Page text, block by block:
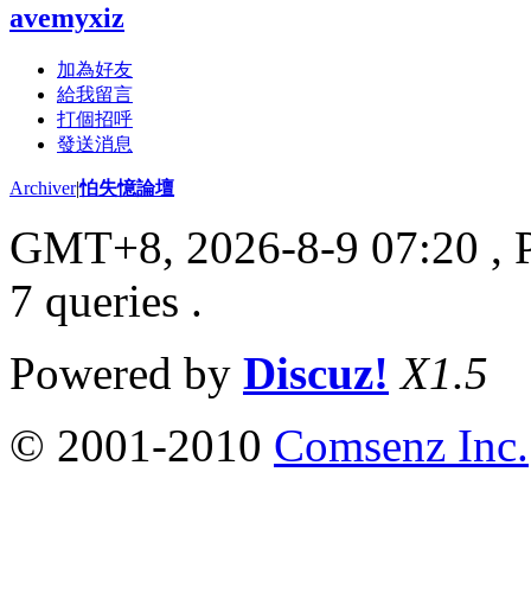
avemyxiz
加為好友
給我留言
打個招呼
發送消息
Archiver|怕失憶論壇
GMT+8, 2026-8-9 07:20 ,
7 queries .
Powered by Discuz! X1.5
© 2001-2010 Comsenz Inc.